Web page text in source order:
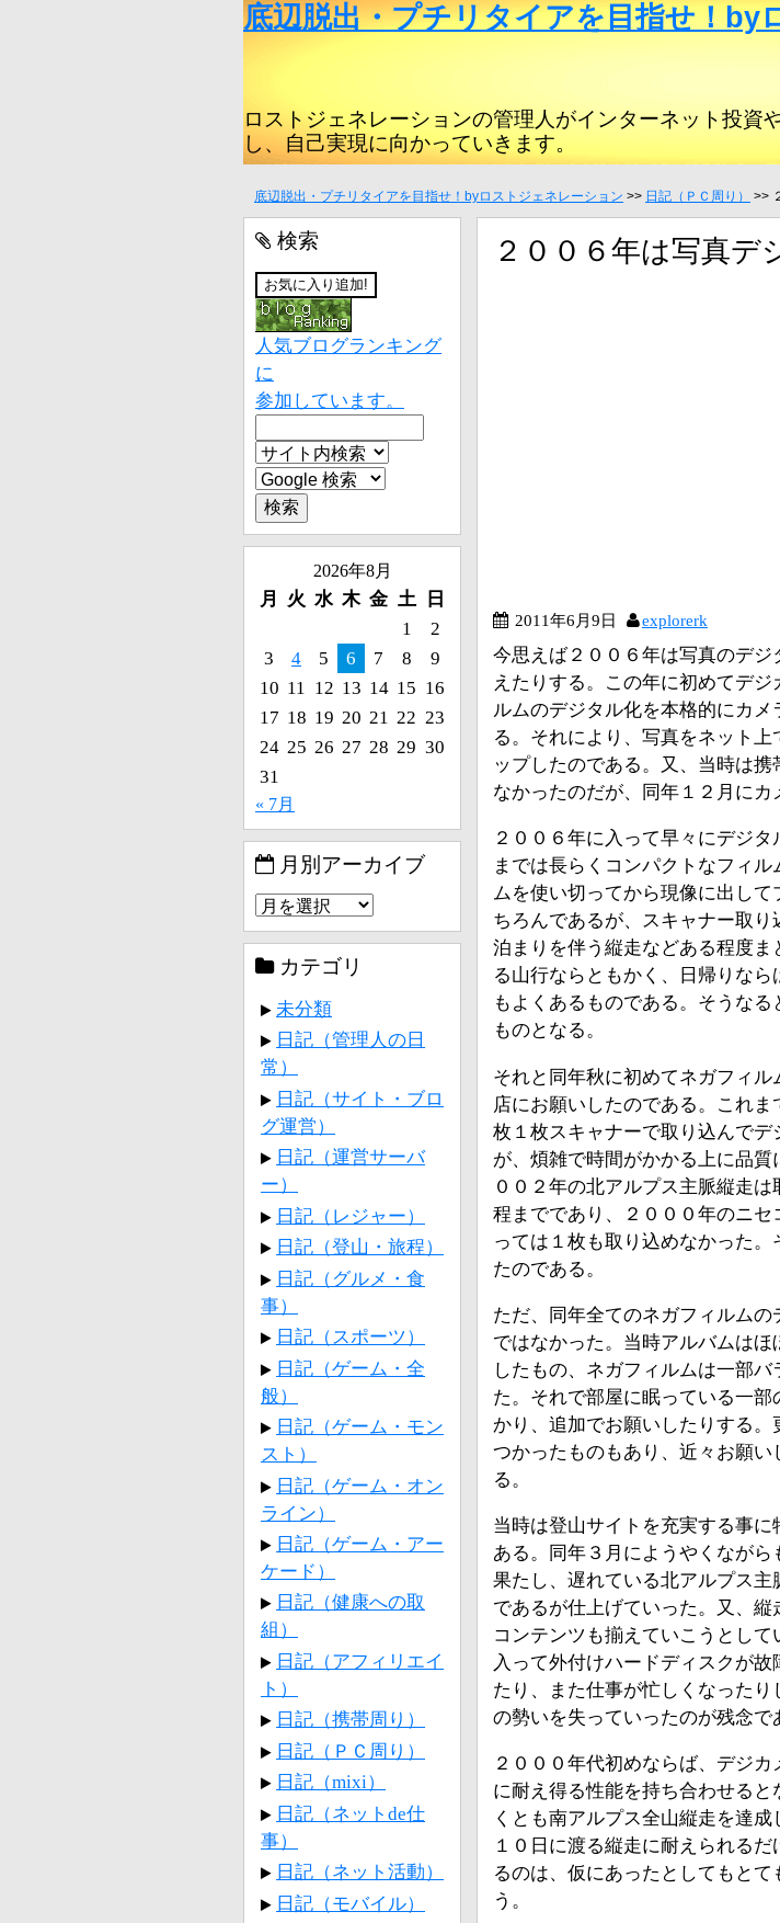
底辺脱出・プチリタイアを目指せ！by
ロストジェネレーションの管理人がインターネット投資
し、自己実現に向かっていきます。
底辺脱出・プチリタイアを目指せ！byロストジェネレーション >> 日記（ＰＣ周り） >>
２００６年は写真デ
2011年6月9日 explorerk
今思えば２００６年は写真のデジ
えたりする。この年に初めてデジ
ルムのデジタル化を本格的にカ
る。それにより、写真をネット
ップしたのである。又、当時は
なかったのだが、同年１２月にカ
２００６年に入って早々にデジ
までは長らくコンパクトなフィ
ムを使い切ってから現像に出し
ちろんであるが、スキャナー取り
泊まりを伴う縦走などある程度ま
る山行ならともかく、日帰りな
もよくあるものである。そうな
ものとなる。
それと同年秋に初めてネガフィル
店にお願いしたのである。これま
枚１枚スキャナーで取り込んでデ
が、煩雑で時間がかかる上に品質
００２年の北アルプス主脈縦走
程までであり、２０００年のニセ
っては１枚も取り込めなかった。
たのである。
ただ、同年全てのネガフィルムの
ではなかった。当時アルバムは
したもの、ネガフィルムは一部
た。それで部屋に眠っている一
かり、追加でお願いしたりする
つかったものもあり、近々お願い
る。
当時は登山サイトを充実する事
ある。同年３月にようやくながら
果たし、遅れている北アルプス
であるが仕上げていった。又、縦
コンテンツも揃えていこうとして
入って外付けハードディスクが
たり、また仕事が忙しくなった
の勢いを失っていったのが残念で
２０００年代初めならば、デジ
に耐え得る性能を持ち合わせる
くとも南アルプス全山縦走を達成
１０日に渡る縦走に耐えられる
るのは、仮にあったとしてもとて
う。
検索
人気ブログランキング
に
参加しています。
2026年8月
月 火 水 木 金 土
日
1
2
3
4 5 6 7 8
9
10 11 12 13 14 15 16
17 18 19 20 21 22 23
24 25 26 27 28 29 30
31
« 7月
月別アーカイブ
カテゴリ
未分類
日記（管理人の日
常）
日記（サイト・ブロ
グ運営）
日記（運営サーバ
ー）
日記（レジャー）
日記（登山・旅程）
日記（グルメ・食
事）
日記（スポーツ）
日記（ゲーム・全
般）
日記（ゲーム・モン
スト）
日記（ゲーム・オン
ライン）
日記（ゲーム・アー
ケード）
日記（健康への取
組）
日記（アフィリエイ
ト）
日記（携帯周り）
日記（ＰＣ周り）
日記（mixi）
日記（ネットde仕
事）
日記（ネット活動）
日記（モバイル）